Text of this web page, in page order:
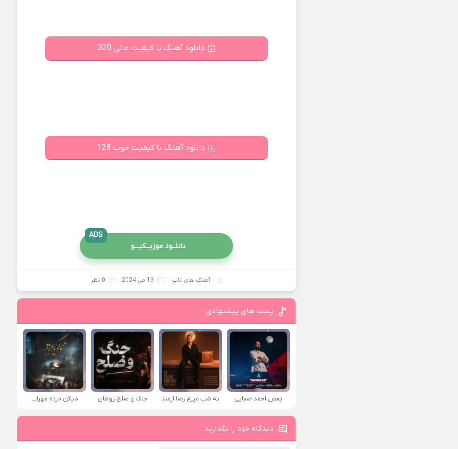
دانلود آهنگ با کیفیت عالی 320
دانلود آهنگ با کیفیت خوب 128
دانلــود موزیــکیـــو
ADS
آهنگ های تاپ 13 می 2024 0 نظر
پست های پیشنهادی
بغض احمد صفایی یه شب میرم رضا آرمند جنگ و صلح روهان میگن مرده مهراب
دیدگاه خود را بگذارید